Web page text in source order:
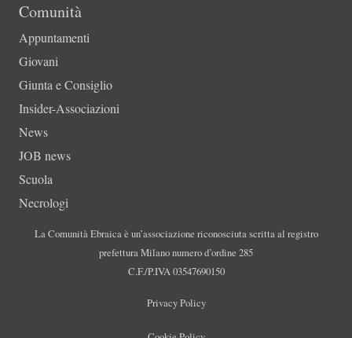
Comunità
Appuntamenti
Giovani
Giunta e Consiglio
Insider-Associazioni
News
JOB news
Scuola
Necrologi
La Comunità Ebraica è un’associazione riconosciuta scritta al registro
prefettura Milano numero d’ordine 285
C.F./P.IVA 03547690150
Privacy Policy